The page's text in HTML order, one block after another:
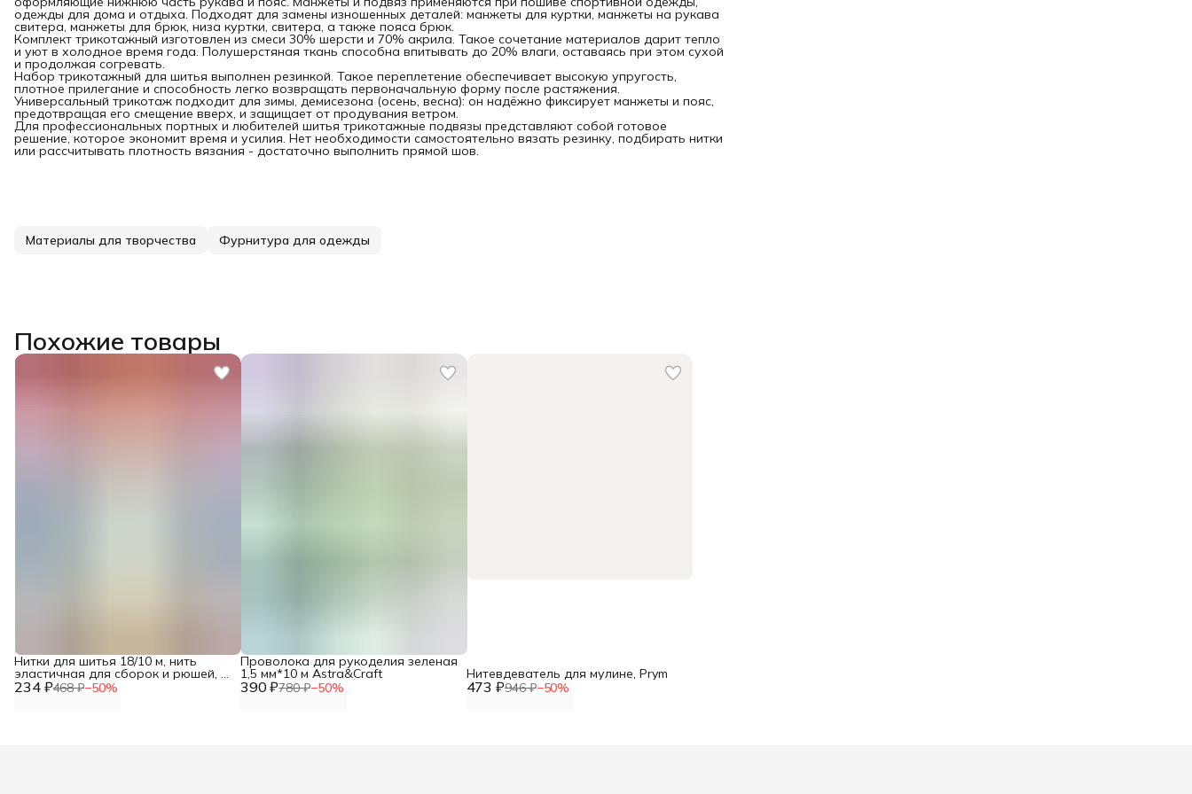
одежды для дома и отдыха. Подходят для замены изношенных деталей: манжеты для куртки, манжеты на рукава
свитера, манжеты для брюк, низа куртки, свитера, а также пояса брюк.
Комплект трикотажный изготовлен из смеси 30% шерсти и 70% акрила. Такое сочетание материалов дарит тепло
и уют в холодное время года. Полушерстяная ткань способна впитывать до 20% влаги, оставаясь при этом сухой
и продолжая согревать.
Набор трикотажный для шитья выполнен резинкой. Такое переплетение обеспечивает высокую упругость,
плотное прилегание и способность легко возвращать первоначальную форму после растяжения.
Универсальный трикотаж подходит для зимы, демисезона (осень, весна): он надёжно фиксирует манжеты и пояс,
предотвращая его смещение вверх, и защищает от продувания ветром.
Для профессиональных портных и любителей шитья трикотажные подвязы представляют собой готовое
решение, которое экономит время и усилия. Нет необходимости самостоятельно вязать резинку, подбирать нитки
или рассчитывать плотность вязания - достаточно выполнить прямой шов.
Материалы для творчества Фурнитура для одежды
Похожие товары
234 ₽468 ₽−50%
Нитки для шитья 18/10 м, нить
эластичная для сборок и рюшей, 1
шт, 744557, Gutermann 390 ₽780 ₽−50%
Проволока для рукоделия зеленая
1,5 мм*10 м Astra&Craft
473 ₽946 ₽−50%
Нитевдеватель для мулине, Prym